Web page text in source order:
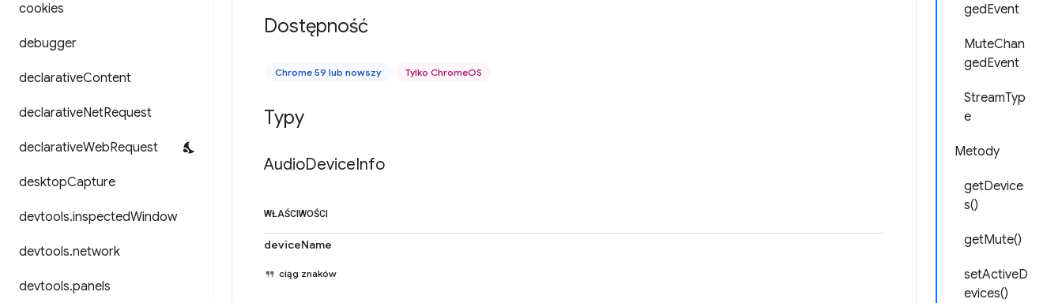
cookies
debugger
declarativeContent
declarativeNetRequest
declarativeWebRequest
desktopCapture
devtools.inspectedWindow
devtools.network
devtools.panels
gedEvent
MuteChan
gedEvent
StreamTyp
e
Metody
getDevice
s()
getMute()
setActiveD
evices()
Dostępność
Chrome 59 lub nowszy Tylko ChromeOS
Typy
AudioDeviceInfo
WŁAŚCIWOŚCI
deviceName
ciąg znaków